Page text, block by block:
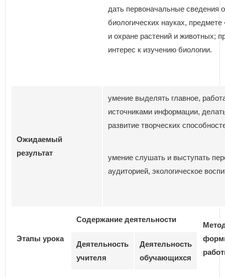
дать первоначальные сведения о
биологических науках, предмете
и охране растений и животных;
интерес к изучению биологии.
Ожидаемый
результат
умение выделять главное,
источниками информации,
развитие творческих
умение слушать и выступать
аудиторией, экологическое
Этапы урока
Содержание деятельности
Деятельность
учителя
Деятельность
обучающихся